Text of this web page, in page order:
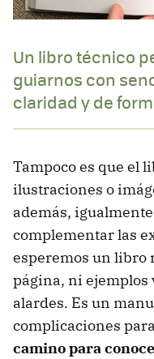
Un libro técnico
guiarnos con
claridad y de
Tampoco es que el
ilustraciones o
además,
complementar las
esperemos un libro
página, ni ejemplos
alardes. Es un
complicaciones para
camino para